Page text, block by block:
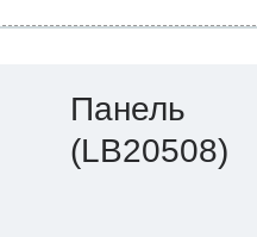
Панель
(LB20508)